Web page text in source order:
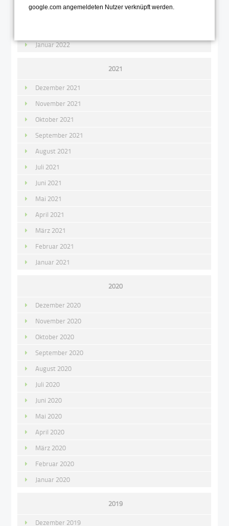
März 2022
Januar 2022
2021
Dezember 2021
November 2021
Oktober 2021
September 2021
August 2021
Juli 2021
Juni 2021
Mai 2021
April 2021
März 2021
Februar 2021
Januar 2021
2020
Dezember 2020
November 2020
Oktober 2020
September 2020
August 2020
Juli 2020
Juni 2020
Mai 2020
April 2020
März 2020
Februar 2020
Januar 2020
2019
Dezember 2019
google.com angemeldeten Nutzer verknüpft werden.